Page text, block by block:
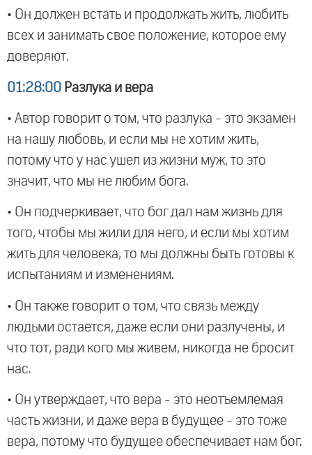
• Он должен встать и продолжать жить, любить
всех и занимать свое положение, которое ему
доверяют.
01:28:00 Разлука и вера
• Автор говорит о том, что разлука - это экзамен
на нашу любовь, и если мы не хотим жить,
потому что у нас ушел из жизни муж, то это
значит, что мы не любим бога.
• Он подчеркивает, что бог дал нам жизнь для
того, чтобы мы жили для него, и если мы хотим
жить для человека, то мы должны быть готовы к
испытаниям и изменениям.
• Он также говорит о том, что связь между
людьми остается, даже если они разлучены, и
что тот, ради кого мы живем, никогда не бросит
нас.
• Он утверждает, что вера - это неотъемлемая
часть жизни, и даже вера в будущее - это тоже
вера, потому что будущее обеспечивает нам бог.